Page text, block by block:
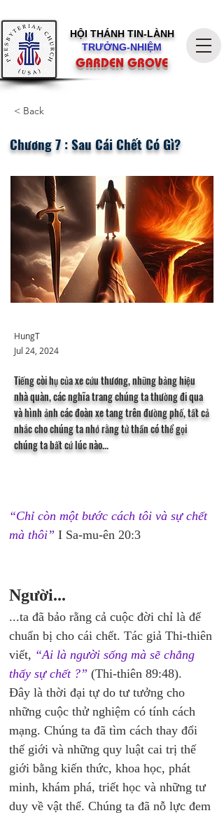
HỘI THÁNH TIN-LÀNH
TRƯỞNG-NHIỆM
GARDEN GROVE
< Back
Chương 7 : Sau Cái Chết Có Gì?
HungT
Jul 24, 2024
Tiếng còi hụ của xe cứu thương, những bảng hiệu
nhà quàn, các nghĩa trang chúng ta thường đi qua
và hình ảnh các đoàn xe tang trên đường phố, tất cả
nhắc cho chúng ta nhớ rằng tử thần có thể gọi
chúng ta bất cứ lúc nào...
“Chỉ còn một bước cách tôi và sự chết
mà thôi” I Sa-mu-ên 20:3
Người...
...ta đã bảo rằng cả cuộc đời chỉ là để
chuẩn bị cho cái chết. Tác giả Thi-thiên
viết, “Ai là người sống mà sẽ chẳng
thấy sự chết ?” (Thi-thiên 89:48).
Đây là thời đại tự do tư tưởng cho
những cuộc thử nghiệm có tính cách
mạng. Chúng ta đã tìm cách thay đổi
thế giới và những quy luật cai trị thế
giới bằng kiến thức, khoa học, phát
minh, khám phá, triết học và những tư
duy về vật thể. Chúng ta đã nỗ lực đem